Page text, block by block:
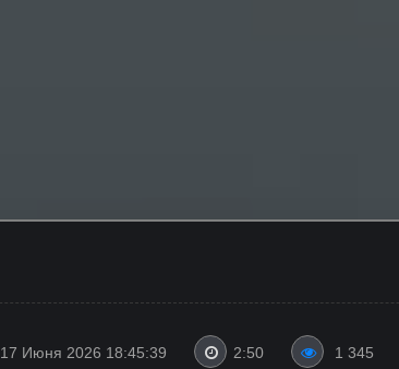
17 Июня 2026 18:45:39 2:50 1 345